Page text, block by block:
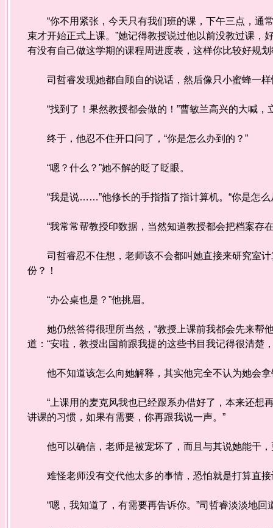
“你不用紧张，今天只有我们班的课，下午三点，通
束才开始正式上课。”她记得教授说过他以前没教过课，
有没有自己做这学期的课程周进度表，这样你比较好规
司哲睿发现她都自顾自的说话，然后像只小蜜蜂一
“找到了！果然教授都会做的！”曹敏兰高兴的大喊，
终于，他忍不住开口问了，“你是怎么办到的？”
“嗯？什么？”她不解的眨了眨眼。
“我是说……”他修长的手指指了指计算机。“你是怎么
“我常常帮教授印数据，当然知道教授都会把档案存
司哲睿忍不住想，老师该不会都叫她直接来研究室计
份？！
“办公桌也是？”他挑眉。
她仍然答得很理所当然，“教授上课前我都会先来帮
道：“安啦，教授出国前跟我提的这些书目我记得很清楚
他不知道该怎么向她解释，其实他完全不认为她会拿
“上课用的麦克风我也已经跟系办借好了，本来还想
讲课的习惯，如果有需要，你再跟我说一声。”
他可以确信，老师是被宠坏了，而且与其说她能干，
难怪老师没有交代他太多的事情，恐怕就是打算直接
“嗯，我知道了，有需要再告诉你。”司哲睿淡淡地回